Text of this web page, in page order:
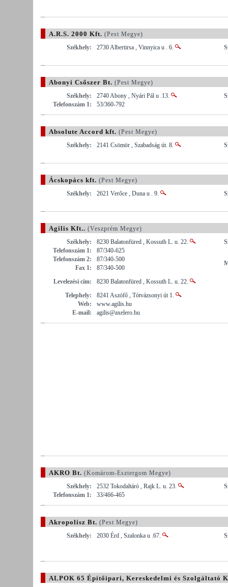
A.R.S. 2000 Kft. (Pest Megye)
Székhely:
2730 Albertirsa , Vinnyica u . 6.
Abonyi Csőszer Bt. (Pest Megye)
Székhely:
2740 Abony , Nyári Pál u .13.
Telefonszám 1:
53/360-792
Absolute Accord kft. (Pest Megye)
Székhely:
2141 Csömör , Szabadság út. 8.
Ácskopács kft. (Pest Megye)
Székhely:
2621 Verőce , Duna u . 9.
Agilis Kft.. (Veszprém Megye)
Székhely:
8230 Balatonfüred , Kossuth L. u. 22.
Telefonszám 1:
87/340-625
Telefonszám 2:
87/340-500
Fax 1:
87/340-500
Levelezési cím:
8230 Balatonfüred , Kossuth L. u. 22.
Telephely:
8241 Aszófő , Tótvázsonyi út 1.
Web:
www.agilis.hu
E-mail:
agilis@axelero.hu
AKRO Bt. (Komárom-Esztergom Megye)
Székhely:
2532 Tokodaltáró , Rajk L. u. 23.
Telefonszám 1:
33/466-465
Akropolisz Bt. (Pest Megye)
Székhely:
2030 Érd , Szalonka u .67.
ALPOK 65 Építőipari, Kereskedelmi és Szolgáltató